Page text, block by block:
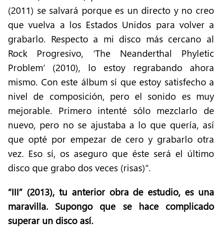
(2011) se salvará porque es un directo y no creo
que vuelva a los Estados Unidos para volver a
grabarlo. Respecto a mi disco más cercano al
Rock Progresivo, ‘The Neanderthal Phyletic
Problem’ (2010), lo estoy regrabando ahora
mismo. Con este álbum sí que estoy satisfecho a
nivel de composición, pero el sonido es muy
mejorable. Primero intenté sólo mezclarlo de
nuevo, pero no se ajustaba a lo que quería, así
que opté por empezar de cero y grabarlo otra
vez. Eso sí, os aseguro que éste será el último
disco que grabo dos veces (risas)”.
“III” (2013), tu anterior obra de estudio, es una
maravilla. Supongo que se hace complicado
superar un disco así.